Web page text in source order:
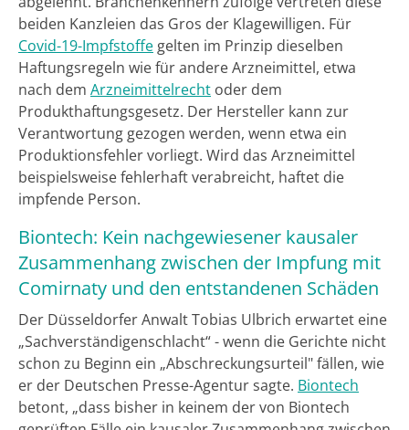
beiden Kanzleien das Gros der Klagewilligen. Für
Covid-19-Impfstoffe gelten im Prinzip dieselben
Haftungsregeln wie für andere Arzneimittel, etwa
nach dem Arzneimittelrecht oder dem
Produkthaftungsgesetz. Der Hersteller kann zur
Verantwortung gezogen werden, wenn etwa ein
Produktionsfehler vorliegt. Wird das Arzneimittel
beispielsweise fehlerhaft verabreicht, haftet die
impfende Person.
Biontech: Kein nachgewiesener kausaler
Zusammenhang zwischen der Impfung mit
Comirnaty und den entstandenen Schäden
Der Düsseldorfer Anwalt Tobias Ulbrich erwartet eine
„Sachverständigenschlacht“ - wenn die Gerichte nicht
schon zu Beginn ein „Abschreckungsurteil" fällen, wie
er der Deutschen Presse-Agentur sagte. Biontech
betont, „dass bisher in keinem der von Biontech